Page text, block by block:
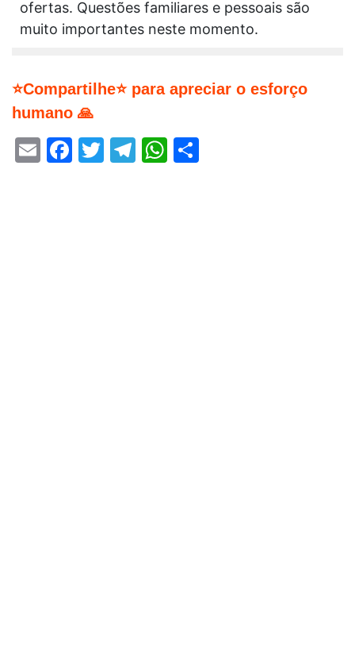
ofertas. Questões familiares e pessoais são
muito importantes neste momento.
⭐Compartilhe⭐ para apreciar o esforço
humano 🙏
EmailFacebook
Twitter
Telegram
WhatsApp